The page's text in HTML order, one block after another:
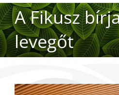
A Fikusz
levegőt
View